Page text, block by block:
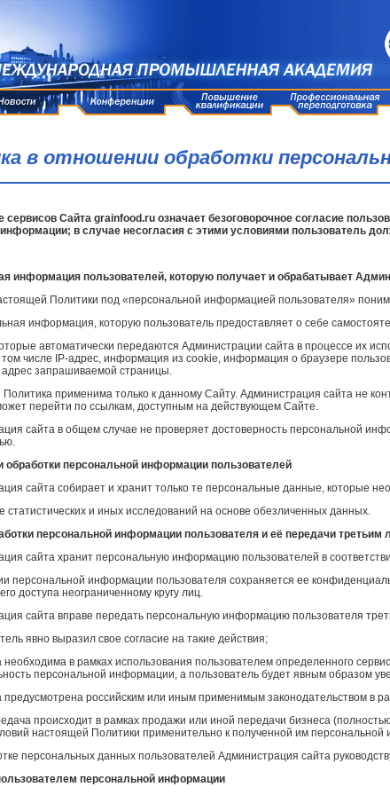
в отношении обработки
сервисов Сайта grainfood.ru означает безоговорочное согласие
в случае несогласия с этими условиями пользователь
информация пользователей, которую получает и обрабатывает
Политики под «персональной информацией пользователя»
информация, которую пользователь предоставляет о себе
автоматически передаются Администрации сайта в процессе их
числе IP-адрес, информация из cookie, информация о браузере
адрес запрашиваемой страницы.
применима только к данному Сайту. Администрация сайта не
перейти по ссылкам, доступным на действующем Сайте.
сайта в общем случае не проверяет достоверность персональной
обработки персональной информации пользователей
сайта собирает и хранит только те персональные данные, которые
статистических и иных исследований на основе обезличенных данных.
персональной информации пользователя и её передачи третьим
сайта хранит персональную информацию пользователей в
персональной информации пользователя сохраняется ее
доступа неограниченному кругу лиц.
сайта вправе передать персональную информацию пользователя
явно выразил свое согласие на такие действия;
в рамках использования пользователем определенного
персональной информации, а пользователь будет явным образом
российским или иным применимым законодательством в
происходит в рамках продажи или иной передачи бизнеса
настоящей Политики применительно к полученной им
персональных данных пользователей Администрация сайта
персональной информации